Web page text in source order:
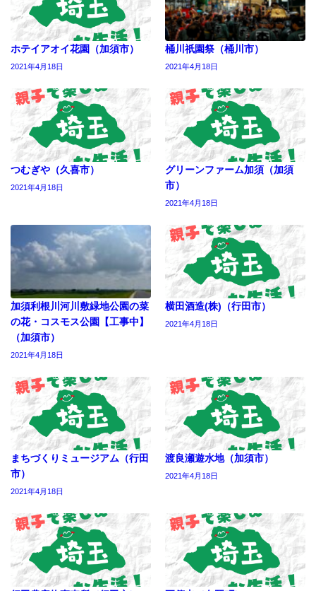
ホテイアオイ花園（加須市）
2021年4月18日
桶川祇園祭（桶川市）
2021年4月18日
つむぎや（久喜市）
2021年4月18日
グリーンファーム加須（加須
市）
2021年4月18日
加須利根川河川敷緑地公園の菜
の花・コスモス公園【工事中】
（加須市）
2021年4月18日
横田酒造(株)（行田市）
2021年4月18日
まちづくりミュージアム（行田
市）
2021年4月18日
渡良瀬遊水地（加須市）
2021年4月18日